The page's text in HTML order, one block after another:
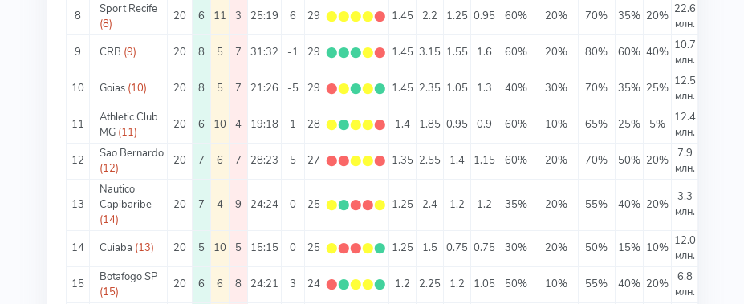
8
Sport Recife
(8)
20 6 11 3 25:19 6 29 ⬤⬤⬤⬤⬤ 1.45 2.2 1.25 0.95 60% 20% 70% 35% 20% 22.6
млн.
9
CRB (9) 20 8 5 7 31:32 -1 29 ⬤⬤⬤⬤⬤ 1.45 3.15 1.55 1.6 60% 20% 80% 60% 40% 10.7
млн.
10
Goias (10) 20 8 5 7 21:26 -5 29 ⬤⬤⬤⬤⬤ 1.45 2.35 1.05 1.3 40% 30% 70% 35% 25% 12.5
млн.
11
Athletic Club
MG (11)
20 6 10 4 19:18 1 28 ⬤⬤⬤⬤⬤ 1.4 1.85 0.95 0.9 60% 10% 65% 25% 5%
12.4
млн.
12
Sao Bernardo
(12)
20 7 6 7 28:23 5 27 ⬤⬤⬤⬤⬤ 1.35 2.55 1.4 1.15 60% 20% 70% 50% 20%
7.9
млн.
13
Nautico
Capibaribe
(14)
20 7 4 9 24:24 0 25 ⬤⬤⬤⬤⬤ 1.25 2.4 1.2 1.2 35% 20% 55% 40% 20%
3.3
млн.
14 Cuiaba (13) 20 5 10 5 15:15 0 25 ⬤⬤⬤⬤⬤ 1.25 1.5 0.75 0.75 30% 20% 50% 15% 10% 12.0
млн.
15
Botafogo SP
(15)
20 6 6 8 24:21 3 24 ⬤⬤⬤⬤⬤ 1.2 2.25 1.2 1.05 50% 10% 55% 40% 20%
6.8
млн.